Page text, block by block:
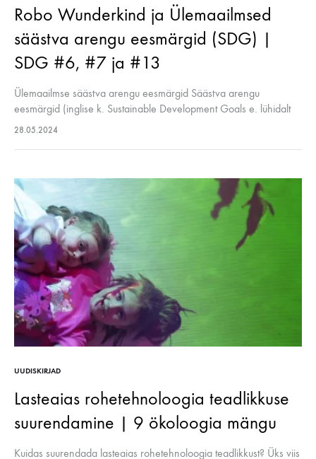
Robo Wunderkind ja Ülemaailmsed
säästva arengu eesmärgid (SDG) |
SDG #6, #7 ja #13
Ülemaailmse säästva arengu eesmärgid Säästva arengu
eesmärgid (inglise k. Sustainable Development Goals e. lühidalt
SDG) on püüdlused, mis on suunatud keskkonna, ühiskonna ja
28.05.2024
UUDISKIRJAD
Lasteaias rohetehnoloogia teadlikkuse
suurendamine | 9 ökoloogia mängu
Kuidas suurendada lasteaias rohetehnoloogia teadlikkust? Üks viis